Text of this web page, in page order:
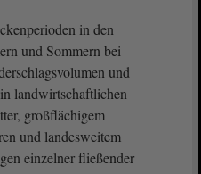
in den
und Sommern bei
und
landwirtschaftlichen
großflächigem
und landesweitem
einzelner fließender